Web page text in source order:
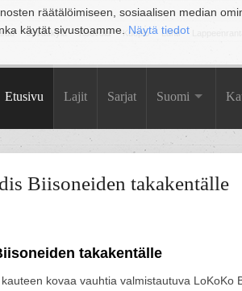
räätälöimiseen, sosiaalisen median
käytät sivustoamme. Näytä tiedot
Jyväskylä Kouvola Kuopio Lahti
Etusivu Lajit Sarjat Suomi
Biisoneiden takakentälle
takakentälle
kovaa vauhtia valmistautuva LoKoKo